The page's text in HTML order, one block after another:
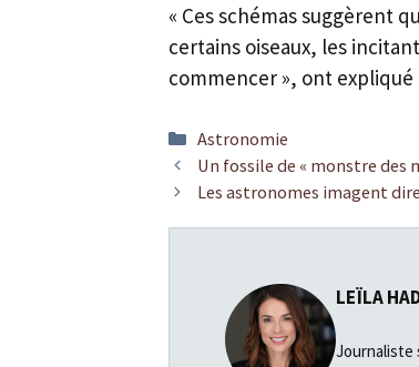
« Ces schémas suggèrent
certains oiseaux, les
commencer », ont
Catégories
Astronomie
Un fossile de « monstre des
Les astronomes imagent
LEÏLA
Journaliste